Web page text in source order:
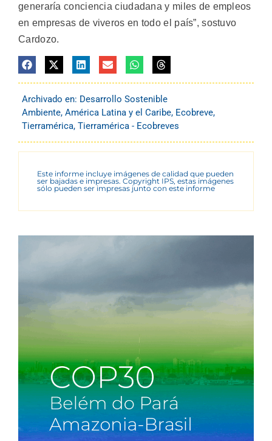
generaría conciencia ciudadana y miles de empleos
en empresas de viveros en todo el país”, sostuvo
Cardozo.
Archivado en: Desarrollo Sostenible
Ambiente, América Latina y el Caribe, Ecobreve,
Tierramérica, Tierramérica - Ecobreves
Este informe incluye imágenes de calidad que pueden
ser bajadas e impresas. Copyright IPS, estas imágenes
sólo pueden ser impresas junto con este informe